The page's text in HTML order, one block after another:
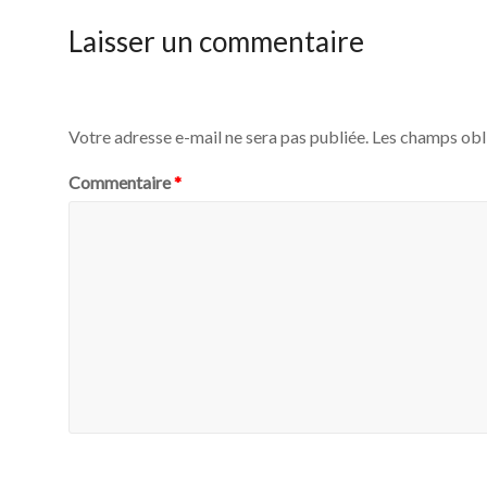
Laisser un commentaire
Votre adresse e-mail ne sera pas publiée. Les champs
Commentaire*